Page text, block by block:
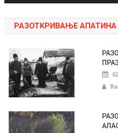
РАЗОТКРИВАЊЕ АПАТИНА